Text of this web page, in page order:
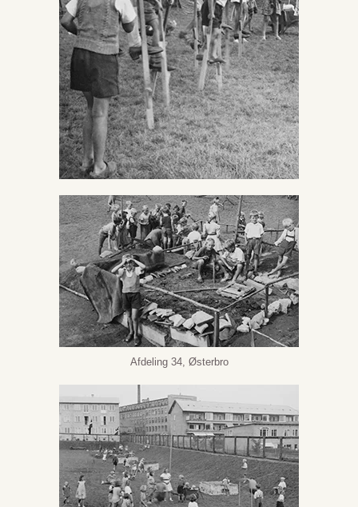
Afdeling 34, Østerbro